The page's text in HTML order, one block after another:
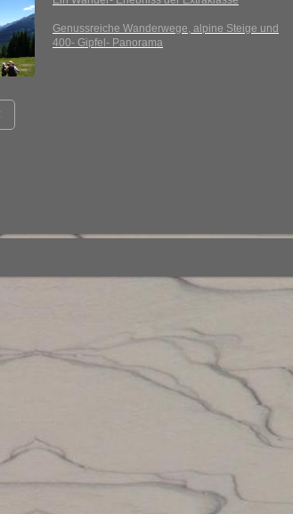
Genussreiche Wanderwege, alpine Steige und
400- Gipfel- Panorama